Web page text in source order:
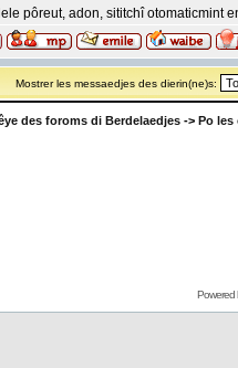
pôreut, adon, sititchî otomaticmint
Mostrer les messaedjes des dierin(ne)s:
des foroms di Berdelaedjes -> Po les
Powered